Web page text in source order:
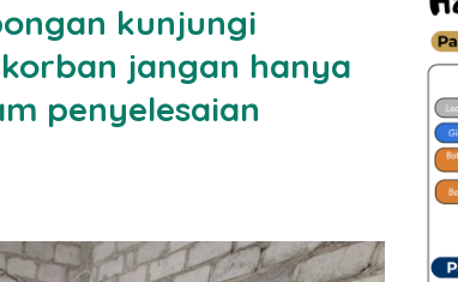
kunjungi
jangan hanya
penyelesaian